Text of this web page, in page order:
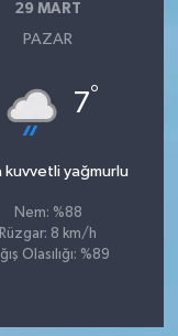
29 MART
PAZAR
7°
kuvvetli yağmurlu
Nem: %88
Rüzgar: 8 km/h
Olasılığı: %89